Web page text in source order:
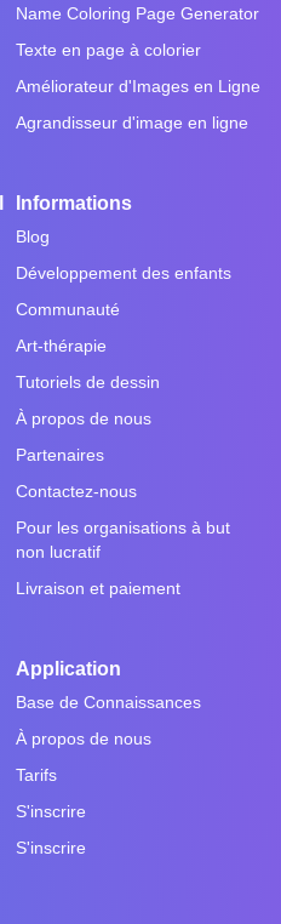
Name Coloring Page Generator
Texte en page à colorier
Améliorateur d'Images en Ligne
Agrandisseur d'image en ligne
Informations
Blog
Développement des enfants
Communauté
Art-thérapie
Tutoriels de dessin
À propos de nous
Partenaires
Contactez-nous
Pour les organisations à but
non lucratif
Livraison et paiement
Application
Base de Connaissances
À propos de nous
Tarifs
S'inscrire
S'inscrire